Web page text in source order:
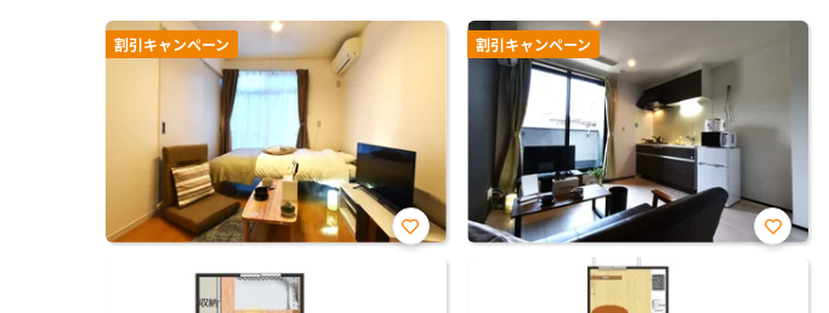
割引キャンペーン
お気
割引キャンペーン
お気